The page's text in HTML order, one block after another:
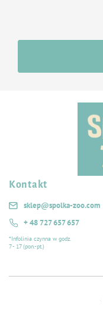
Kontakt
sklep@spolka-zoo.com
+ 48 727 657 657
*Infolinia czynna w godz.
7 - 17 (pon.-pt.)